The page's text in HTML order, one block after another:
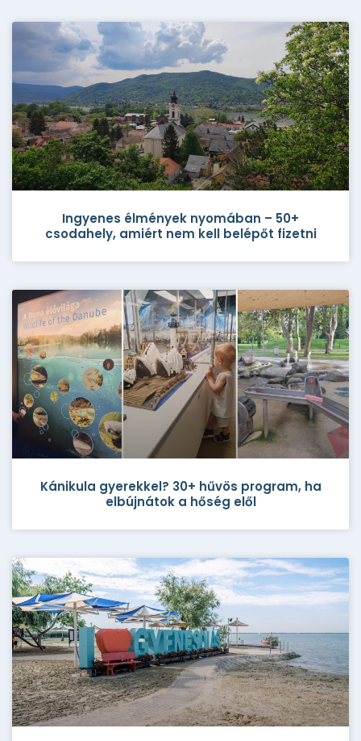
Ingyenes élmények nyomában – 50+
csodahely, amiért nem kell belépőt fizetni
Kánikula gyerekkel? 30+ hűvös program, ha
elbújnátok a hőség elől